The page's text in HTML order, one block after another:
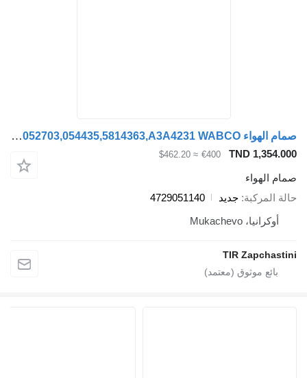
صمام الهواء Schwarzmüller 4729051140,052703,054435,5814363,A3A4231 WABCO لـ العربات نصف المقطورة Schwarzmüller SCHMITZ.KOGEL
TND
€400
≈ $462.20
الهواء
المركبة جديد
4729051140
أوكرانيا، Mukachevo
TIR